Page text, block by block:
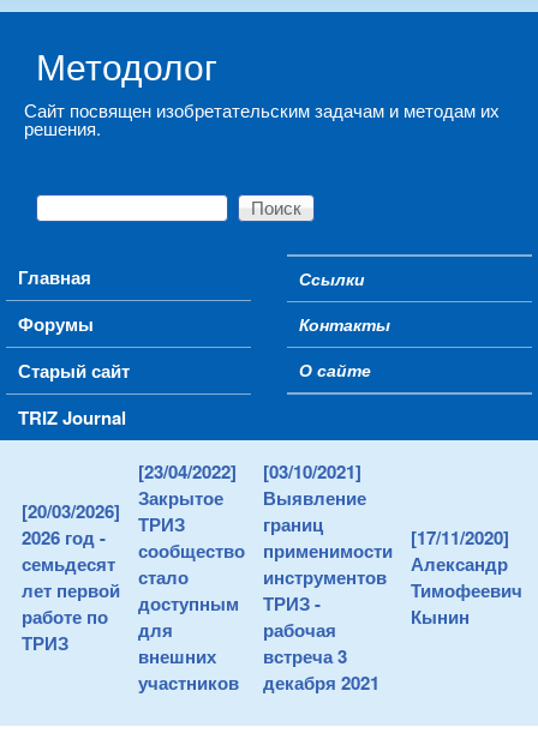
Методолог
Сайт посвящен изобретательским задачам и методам их
решения.
Форма поиска
Поиск
Main menu
Главная
Форумы
Старый сайт
TRIZ Journal
Secondary menu
Ссылки
Контакты
О сайте
[20/03/2026]
2026 год -
семьдесят
лет первой
работе по
ТРИЗ
[23/04/2022]
Закрытое
ТРИЗ
сообщество
стало
доступным
для
внешних
участников
[03/10/2021]
Выявление
границ
применимости
инструментов
ТРИЗ -
рабочая
встреча 3
декабря 2021
[17/11/2020]
Александр
Тимофеевич
Кынин